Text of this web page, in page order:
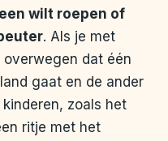
wilt roepen of
. Als je met
dat één
gaat en de ander
zoals het
ritje met het